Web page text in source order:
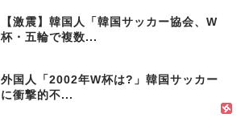
【激震】韓国人「韓国サッカー協会、W
杯・五輪で複数...
外国人「2002年W杯は?」韓国サッカー
に衝撃的不...